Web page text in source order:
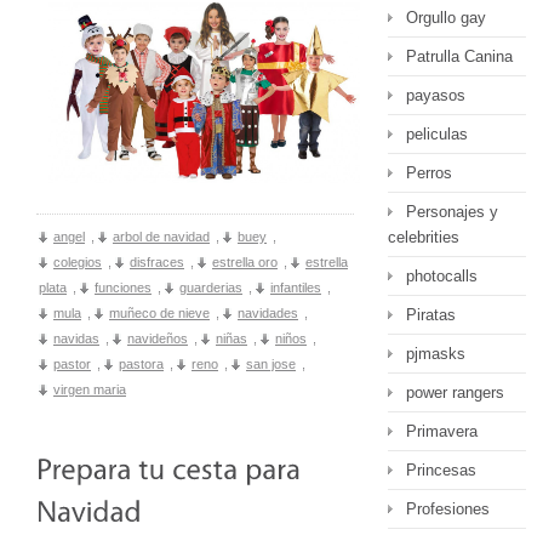
angel arbol de navidad buey
colegios
disfraces estrella oro
estrella
plata
funciones guarderias infantiles
mula
muñeco de nieve navidades
navidas
navideños niñas niños
pastor
pastora reno san jose
virgen maria
Orgullo gay
Patrulla Canina
payasos
peliculas
Perros
Personajes y
celebrities
photocalls
Piratas
pjmasks
power rangers
Primavera
Princesas
Profesiones